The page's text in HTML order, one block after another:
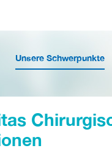
Unsere Schwerpunkte